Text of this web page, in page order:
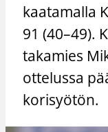
kaatamalla
91 (40–49).
takamies
ottelussa
korisyötön.